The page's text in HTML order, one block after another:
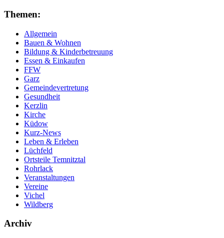
Themen:
Allgemein
Bauen & Wohnen
Bildung & Kinderbetreuung
Essen & Einkaufen
FFW
Garz
Gemeindevertretung
Gesundheit
Kerzlin
Kirche
Küdow
Kurz-News
Leben & Erleben
Lüchfeld
Ortsteile Temnitztal
Rohrlack
Veranstaltungen
Vereine
Vichel
Wildberg
Archiv